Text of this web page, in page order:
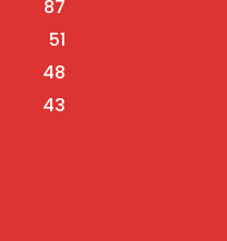
87
51
48
43